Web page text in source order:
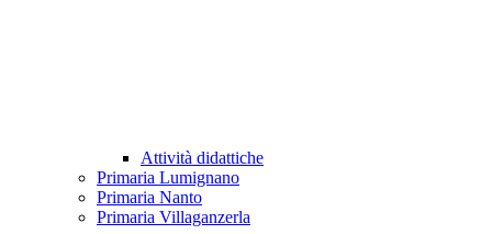
Attività didattiche
Primaria Lumignano
Primaria Nanto
Primaria Villaganzerla